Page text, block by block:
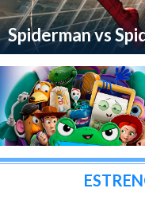
Spiderman vs